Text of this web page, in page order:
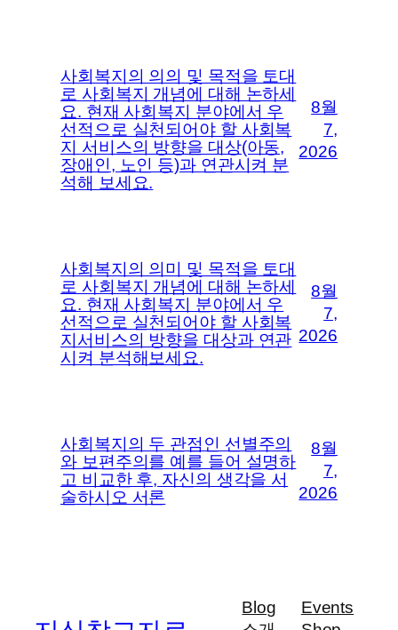
사회복지의 의의 및 목적을 토대
로 사회복지 개념에 대해 논하세
요. 현재 사회복지 분야에서 우
선적으로 실천되어야 할 사회복
지 서비스의 방향을 대상(아동,
장애인, 노인 등)과 연관시켜 분
석해 보세요.
8월
7,
2026
사회복지의 의미 및 목적을 토대
로 사회복지 개념에 대해 논하세
요. 현재 사회복지 분야에서 우
선적으로 실천되어야 할 사회복
지서비스의 방향을 대상과 연관
시켜 분석해보세요.
8월
7,
2026
사회복지의 두 관점인 선별주의
와 보편주의를 예를 들어 설명하
고 비교한 후, 자신의 생각을 서
술하시오 서론
8월
7,
2026
Blog
Events